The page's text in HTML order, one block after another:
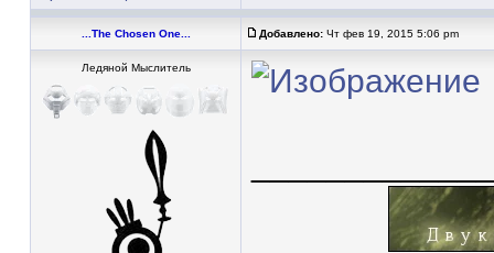
...The Chosen One... Добавлено: Чт фев 19, 2015 5:06 pm
Ледяной Мыслитель